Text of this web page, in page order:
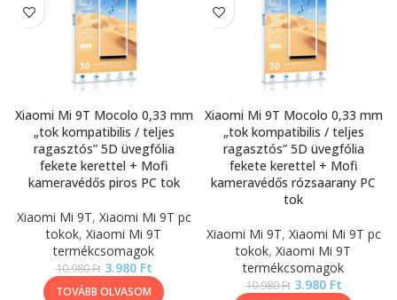
Xiaomi Mi 9T Mocolo 0,33 mm
„tok kompatibilis / teljes
ragasztós” 5D üvegfólia
fekete kerettel + Mofi
kameravédős piros PC tok
Xiaomi Mi 9T, Xiaomi Mi 9T pc
tokok, Xiaomi Mi 9T
termékcsomagok
10.980Ft 3.980 Ft
TOVÁBB OLVASOM
Xiaomi Mi 9T Mocolo 0,33 mm
„tok kompatibilis / teljes
ragasztós” 5D üvegfólia
fekete kerettel + Mofi
kameravédős rózsaarany PC
tok
Xiaomi Mi 9T, Xiaomi Mi 9T pc
tokok, Xiaomi Mi 9T
termékcsomagok
10.980Ft 3.980 Ft